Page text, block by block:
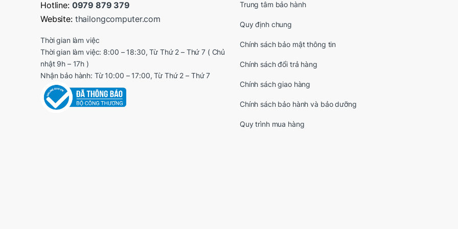
Hotline: 0979 879 379
Website: thailongcomputer.com
Thời gian làm việc
Thời gian làm việc: 8:00 – 18:30, Từ Thứ 2 – Thứ 7 ( Chủ
nhật 9h – 17h )
Nhận bảo hành: Từ 10:00 – 17:00, Từ Thứ 2 – Thứ 7
Trung tâm bảo hành
Quy định chung
Chính sách bảo mật thông tin
Chính sách đổi trả hàng
Chính sách giao hàng
Chính sách bảo hành và bảo dưỡng
Quy trình mua hàng